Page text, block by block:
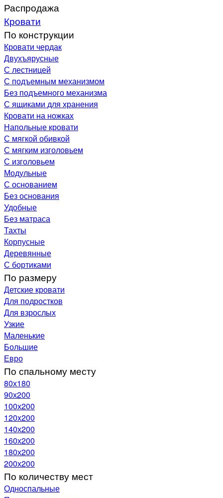
Распродажа
Кровати
По конструкции
Кровати чердак
Двухъярусные
С лестницей
С подъемным механизмом
Без подъемного механизма
С ящиками для хранения
Кровати на ножках
Напольные кровати
С мягкой обивкой
С мягким изголовьем
С изголовьем
Модульные
С основанием
Без основания
Удобные
Без матраса
Тахты
Корпусные
Деревянные
С бортиками
По размеру
Детские кровати
Для подростков
Для взрослых
Узкие
Маленькие
Большие
Евро
По спальному месту
80х180
90х200
100х200
120x200
140х200
160х200
180х200
200х200
По количеству мест
Односпальные